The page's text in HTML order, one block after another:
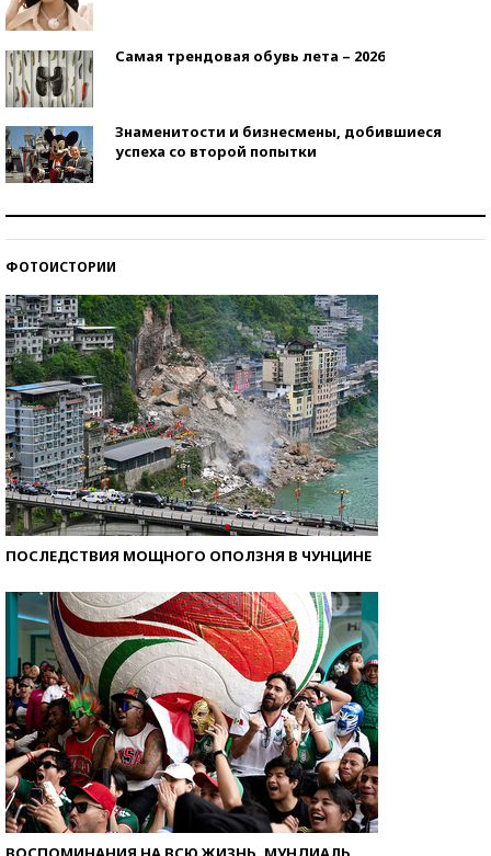
Самая трендовая обувь лета – 2026
Знаменитости и бизнесмены, добившиеся
успеха со второй попытки
ФОТОИСТОРИИ
ПОСЛЕДСТВИЯ МОЩНОГО ОПОЛЗНЯ В ЧУНЦИНЕ